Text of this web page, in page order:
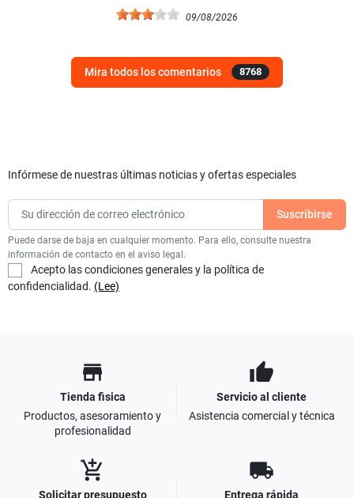
09/08/2026
Mira todos los comentarios 8768
Infórmese de nuestras últimas noticias y ofertas especiales
Puede darse de baja en cualquier momento. Para ello, consulte nuestra
información de contacto en el aviso legal.
Acepto las condiciones generales y la política de
confidencialidad. (Lee)
store
Tienda fisica
Productos, asesoramiento y
profesionalidad
thumb_up
Servicio al cliente
Asistencia comercial y técnica
add_shopping_cart
Solicitar presupuesto
local_shipping
Entrega rápida